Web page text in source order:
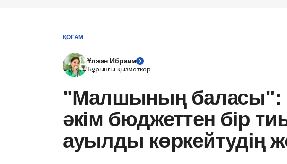
ҚОҒАМ
Ұлжан Ибраим
Бұрынғы қызметкер
"Малшының баласы":
әкім бюджеттен бір
ауылды көркейтудің